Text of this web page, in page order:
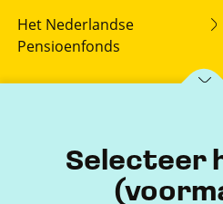
Selecteer
Het Nederlandse
Pensioenfonds